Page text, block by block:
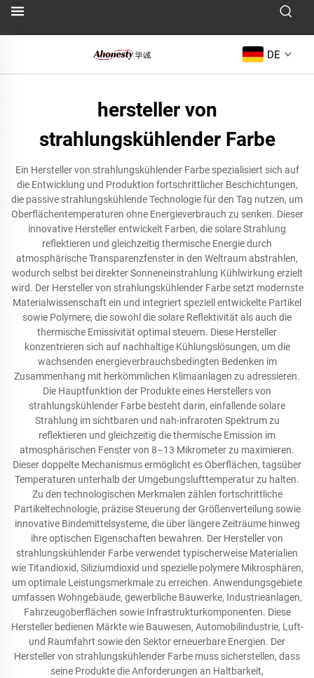
DE
hersteller von
strahlungskühlender Farbe
Ein Hersteller von strahlungskühlender Farbe spezialisiert sich auf
die Entwicklung und Produktion fortschrittlicher Beschichtungen,
die passive strahlungskühlende Technologie für den Tag nutzen, um
Oberflächentemperaturen ohne Energieverbrauch zu senken. Dieser
innovative Hersteller entwickelt Farben, die solare Strahlung
reflektieren und gleichzeitig thermische Energie durch
atmosphärische Transparenzfenster in den Weltraum abstrahlen,
wodurch selbst bei direkter Sonneneinstrahlung Kühlwirkung erzielt
wird. Der Hersteller von strahlungskühlender Farbe setzt modernste
Materialwissenschaft ein und integriert speziell entwickelte Partikel
sowie Polymere, die sowohl die solare Reflektivität als auch die
thermische Emissivität optimal steuern. Diese Hersteller
konzentrieren sich auf nachhaltige Kühlungslösungen, um die
wachsenden energieverbrauchsbedingten Bedenken im
Zusammenhang mit herkömmlichen Klimaanlagen zu adressieren.
Die Hauptfunktion der Produkte eines Herstellers von
strahlungskühlender Farbe besteht darin, einfallende solare
Strahlung im sichtbaren und nah-infraroten Spektrum zu
reflektieren und gleichzeitig die thermische Emission im
atmosphärischen Fenster von 8–13 Mikrometer zu maximieren.
Dieser doppelte Mechanismus ermöglicht es Oberflächen, tagsüber
Temperaturen unterhalb der Umgebungslufttemperatur zu halten.
Zu den technologischen Merkmalen zählen fortschrittliche
Partikeltechnologie, präzise Steuerung der Größenverteilung sowie
innovative Bindemittelsysteme, die über längere Zeiträume hinweg
ihre optischen Eigenschaften bewahren. Der Hersteller von
strahlungskühlender Farbe verwendet typischerweise Materialien
wie Titandioxid, Siliziumdioxid und spezielle polymere Mikrosphären,
um optimale Leistungsmerkmale zu erreichen. Anwendungsgebiete
umfassen Wohngebäude, gewerbliche Bauwerke, Industrieanlagen,
Fahrzeugoberflächen sowie Infrastrukturkomponenten. Diese
Hersteller bedienen Märkte wie Bauwesen, Automobilindustrie, Luft-
und Raumfahrt sowie den Sektor erneuerbare Energien. Der
Hersteller von strahlungskühlender Farbe muss sicherstellen, dass
seine Produkte die Anforderungen an Haltbarkeit,